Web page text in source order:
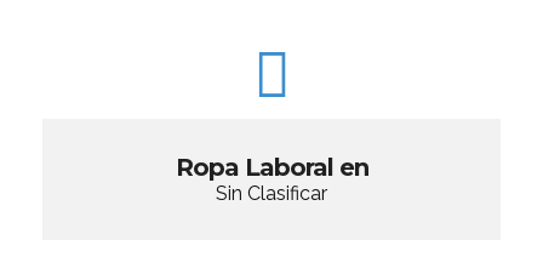
Ropa Laboral en
Sin Clasificar